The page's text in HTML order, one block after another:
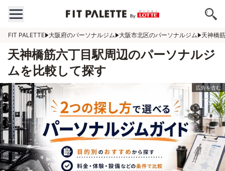
FIT PALETTE 大阪府のパーソナルジム 大阪市北区のパーソナルジム 天神橋
天神橋筋六丁目駅周辺のパーソナルジ
ムを比較して探す